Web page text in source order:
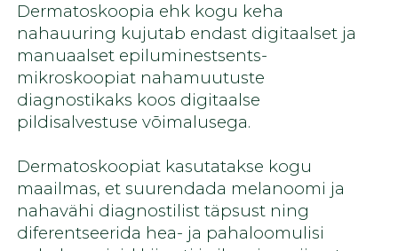
Dermatoskoopia ehk kogu keha
nahauuring kujutab endast digitaalset ja
manuaalset epiluminestsents-
mikroskoopiat nahamuutuste
diagnostikaks koos digitaalse
pildisalvestuse võimalusega.
Dermatoskoopiat kasutatakse kogu
maailmas, et suurendada melanoomi ja
nahavähi diagnostilist täpsust ning
diferentseerida hea- ja pahaloomulisi